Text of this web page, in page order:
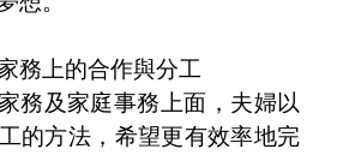
務上的合作與分工
務及家庭事務上面，夫婦以
的方法，希望更有效率地完